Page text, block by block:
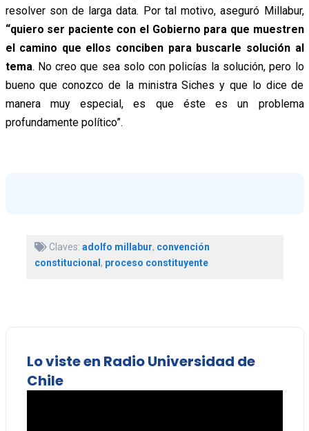
resolver son de larga data. Por tal motivo, aseguró Millabur,
“quiero ser paciente con el Gobierno para que muestren
el camino que ellos conciben para buscarle solución al
tema. No creo que sea solo con policías la solución, pero lo
bueno que conozco de la ministra Siches y que lo dice de
manera muy especial, es que éste es un problema
profundamente político”.
Claves: adolfo millabur, convención
constitucional , proceso constituyente
Lo viste en Radio Universidad de
Chile